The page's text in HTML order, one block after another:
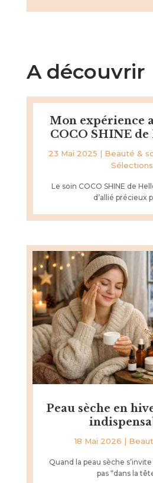
A découvrir
Mon expérience
COCO SHINE
23 Mai 2025 | Beauté &
Sélections
Le soin COCO SHINE de
d’allié précieux
Peau sèche en
18 Mai 2026 |
Quand la peau sèche
pas “dans la